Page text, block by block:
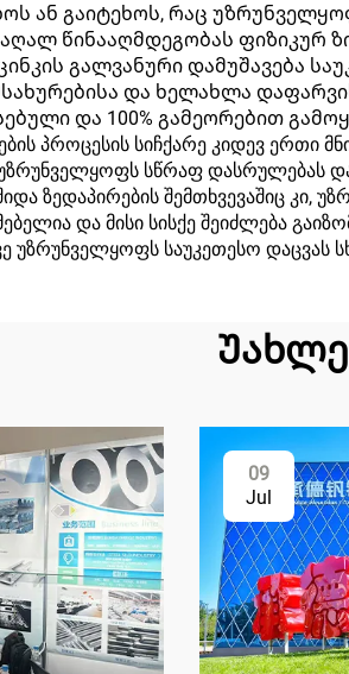
ან გაიტეხოს, რაც
წინააღმდეგობას ფიზიკურ
გალვანური დამუშავება
და ხელახლა
და 100% გამეორებით
პროცესის სიჩქარე კიდევ ერთი
სწრაფ დასრულებას
ზედაპირების შემთხვევაშიც
და მისი სისქე შეიძლება
უზრუნველყოფს საუკეთესო
09
Jul